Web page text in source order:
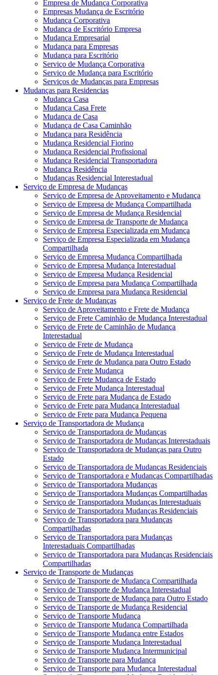
Empresa de Mudança Corporativa
Empresas Mudança de Escritório
Mudança Corporativa
Mudança de Escritório Empresa
Mudança Empresarial
Mudança para Empresas
Mudança para Escritório
Serviço de Mudança Corporativa
Serviço de Mudança para Escritório
Serviços de Mudanças para Empresas
Mudanças para Residencias
Mudança Casa
Mudança Casa Frete
Mudança de Casa
Mudança de Casa Caminhão
Mudança para Residência
Mudança Residencial Fiorino
Mudança Residencial Profissional
Mudança Residencial Transportadora
Mudança Residência
Mudanças Residencial Interestadual
Serviço de Empresa de Mudanças
Serviço de Empresa de Aproveitamento e Mudança
Serviço de Empresa de Mudança Compartilhada
Serviço de Empresa de Mudança Residencial
Serviço de Empresa de Transporte de Mudança
Serviço de Empresa Especializada em Mudança
Serviço de Empresa Especializada em Mudança
Compartilhada
Serviço de Empresa Mudança Compartilhada
Serviço de Empresa Mudança Interestadual
Serviço de Empresa Mudança Residencial
Serviço de Empresa para Mudança Compartilhada
Serviço de Empresa para Mudança Residencial
Serviço de Frete de Mudanças
Serviço de Aproveitamento e Frete de Mudança
Serviço de Frete Caminhão de Mudança Interestadual
Serviço de Frete de Caminhão de Mudança
Interestadual
Serviço de Frete de Mudança
Serviço de Frete de Mudança Interestadual
Serviço de Frete de Mudança para Outro Estado
Serviço de Frete Mudança
Serviço de Frete Mudança de Estado
Serviço de Frete Mudança Interestadual
Serviço de Frete para Mudança de Estado
Serviço de Frete para Mudança Interestadual
Serviço de Frete para Mudança Pequena
Serviço de Transportadora de Mudança
Serviço de Transportadora de Mudanças
Serviço de Transportadora de Mudanças Interestaduais
Serviço de Transportadora de Mudanças para Outro
Estado
Serviço de Transportadora de Mudanças Residenciais
Serviço de Transportadora e Mudanças Compartilhadas
Serviço de Transportadora Mudanças
Serviço de Transportadora Mudanças Compartilhadas
Serviço de Transportadora Mudanças Interestaduais
Serviço de Transportadora Mudanças Residenciais
Serviço de Transportadora para Mudanças
Compartilhadas
Serviço de Transportadora para Mudanças
Interestaduais Compartilhadas
Serviço de Transportadora para Mudanças Residenciais
Compartilhadas
Serviço de Transporte de Mudanças
Serviço de Transporte de Mudança Compartilhada
Serviço de Transporte de Mudança Interestadual
Serviço de Transporte de Mudança para Outro Estado
Serviço de Transporte de Mudança Residencial
Serviço de Transporte Mudança
Serviço de Transporte Mudança Compartilhada
Serviço de Transporte Mudança entre Estados
Serviço de Transporte Mudança Interestadual
Serviço de Transporte Mudança Intermunicipal
Serviço de Transporte para Mudança
Serviço de Transporte para Mudança Interestadual